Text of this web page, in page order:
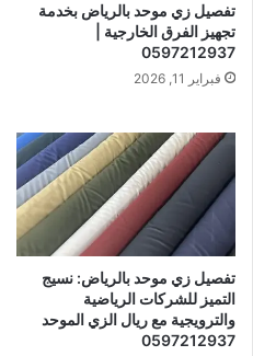
تفصيل زي موحد بالرياض بخدمة
تجهيز الفرق الخارجية |
0597212937
فبراير 11, 2026
تفصيل زي موحد بالرياض: نسيج
التميز للشركات الرياضية
والترويجية مع ريال الزي الموحد
0597212937